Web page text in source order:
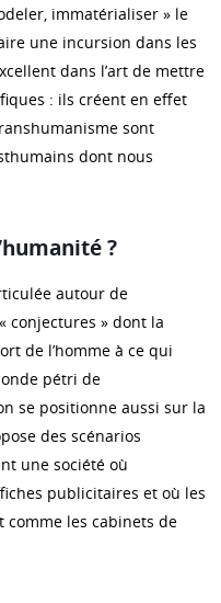
immatérialiser » le
une incursion dans les
dans l’art de mettre
: ils créent en effet
sont
dont nous
?
autour de
conjectures » dont la
de l’homme à ce qui
pétri de
se positionne aussi sur la
des scénarios
une société où
publicitaires et où les
comme les cabinets de